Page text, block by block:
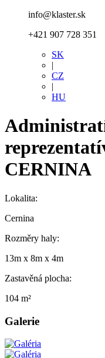
info@klaster.sk
+421 907 728 351
SK
|
CZ
|
HU
CERNINA
Lokalita:
Cernina
Rozměry haly:
13m x 8m x 4m
Zastavěná plocha:
104 m²
Galerie